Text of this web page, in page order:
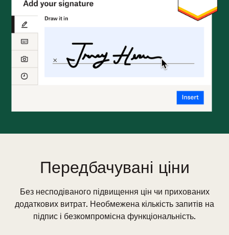
Передбачувані ціни
Без несподіваного підвищення цін чи прихованих
додаткових витрат. Необмежена кількість запитів на
підпис і безкомпромісна функціональність.